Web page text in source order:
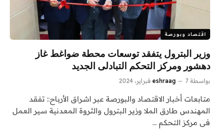
اقتصاد وبورصة
وزير البترول يتفقد توسعات محطة ضواغط غاز
دهشور ومركز التحكم التبادلى الجديد
بواسطة eshraag 7 فبراير، 2024
متابعات أخبار الاقتصاد والبورصة عبر اشراق الأرباح:: تفقد
المهندس طارق الملا وزير البترول والثروة المعدنية سير العمل
فى مركز التحكم …